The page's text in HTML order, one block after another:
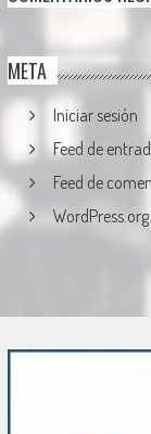
META
Iniciar sesión
Feed de
Feed de
WordPress.org